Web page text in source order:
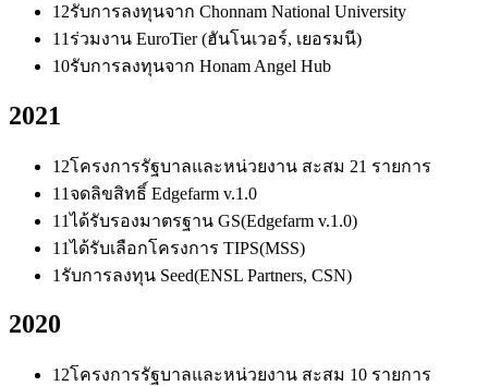
12รับการลงทุนจาก Chonnam National University
11 ร่วมงาน EuroTier (ฮันโนเวอร์, เยอรมนี)
10รับการลงทุนจาก Honam Angel Hub
2021
12โครงการรัฐบาลและหน่วยงาน สะสม 21 รายการ
11 จดลิขสิทธิ์ Edgefarm v.1.0
11ได้รับรองมาตรฐาน GS(Edgefarm v.1.0)
11ได้รับเลือกโครงการ TIPS(MSS)
1 รับการลงทุน Seed(ENSL Partners, CSN)
2020
12โครงการรัฐบาลและหน่วยงาน สะสม 10 รายการ